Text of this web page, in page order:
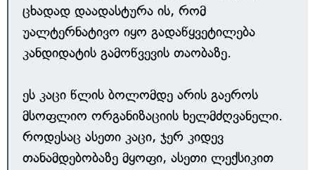
ცხადად დაადასტურა ის, რომ
უალტერნატივო იყო გადაწყვეტილება
კანდიდატის გამოწვევის თაობაზე.
ეს კაცი წლის ბოლომდე არის გაეროს
მსოფლიო ორგანიზაციის ხელმძღვანელი.
როდესაც ასეთი კაცი, ჯერ კიდევ
თანამდებობაზე მყოფი, ასეთი ლექსიკით